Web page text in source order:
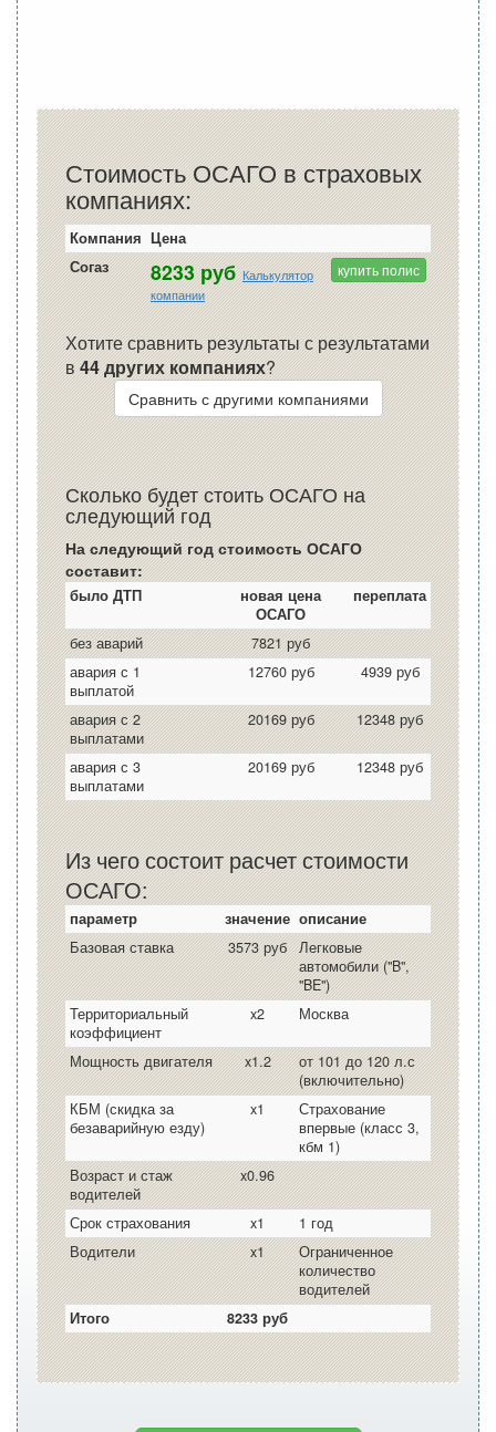
Стоимость ОСАГО в страховых
компаниях:
Компания Цена
Согаз
8233 руб Калькулятор
компании
купить полис
Хотите сравнить результаты с результатами
в44 других компаниях?
Сравнить с другими компаниями
Сколько будет стоить ОСАГО на
следующий год
На следующий год стоимость ОСАГО
составит:
было ДТП
новая цена
ОСАГО
переплата
без аварий
7821 руб
авария с 1
выплатой
12760 руб 4939 руб
авария с 2
выплатами
20169 руб 12348 руб
авария с 3
выплатами
20169 руб 12348 руб
Из чего состоит расчет стоимости
ОСАГО:
параметр значение описание
Базовая ставка
3573 руб
Легковые
автомобили ("B",
"BE")
Территориальный
коэффициент
x2 Москва
Мощность двигателя x1.2
от 101 до 120 л.с
(включительно)
КБМ (скидка за
безаварийную езду)
x1
Страхование
впервые (класс 3,
кбм 1)
Возраст и стаж
водителей
x0.96
Срок страхования x1
1 год
Водители
x1
Ограниченное
количество
водителей
Итого
8233 руб